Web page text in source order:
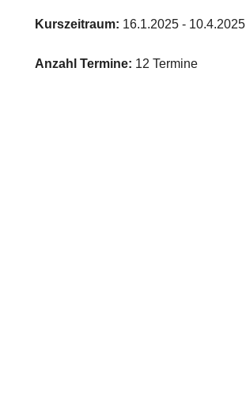
Kurszeitraum: 16.1.2025 - 10.4.2025
Anzahl Termine: 12 Termine